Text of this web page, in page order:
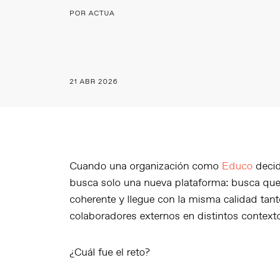
POR ACTUA
21 ABR 2026
Cuando una organización como Educo
busca solo una nueva plataforma: busca
coherente y llegue con la misma calidad
colaboradores externos en distintos
¿Cuál fue el reto?